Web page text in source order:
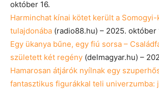
október 16.
Harminchat kínai kötet került a
tulajdonába (radio88.hu) – 2025. október
Egy ükanya bűne, egy fiú sorsa –
született két regény (delmagyar.hu) –
Hamarosan átjárók nyílnak egy
fantasztikus figurákkal teli univerzumba: